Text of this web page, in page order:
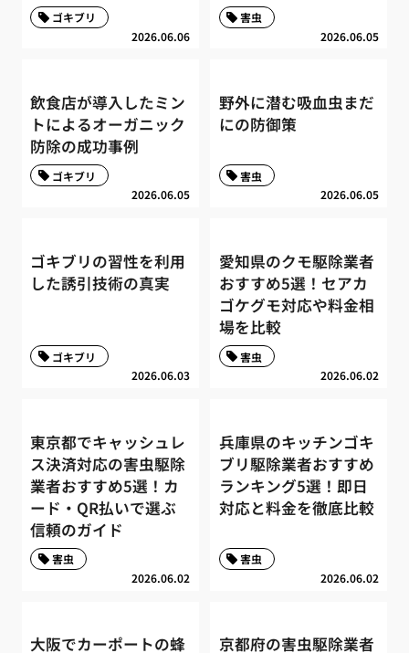
2026.06.06
ゴキブリ
2026.06.05
害虫
飲食店が導入したミン
トによるオーガニック
防除の成功事例
2026.06.05
ゴキブリ
野外に潜む吸血虫まだ
にの防御策
2026.06.05
害虫
ゴキブリの習性を利用
した誘引技術の真実
2026.06.03
ゴキブリ
愛知県のクモ駆除業者
おすすめ5選！セアカ
ゴケグモ対応や料金相
場を比較
2026.06.02
害虫
東京都でキャッシュレ
ス決済対応の害虫駆除
業者おすすめ5選！カ
ード・QR払いで選ぶ
信頼のガイド
2026.06.02
害虫
兵庫県のキッチンゴキ
ブリ駆除業者おすすめ
ランキング5選！即日
対応と料金を徹底比較
2026.06.02
害虫
大阪でカーポートの蜂 京都府の害虫駆除業者